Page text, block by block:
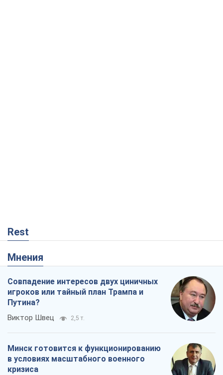
Rest
Мнения
Совпадение интересов двух циничных
игроков или тайный план Трампа и
Путина?
Виктор Швец 2,5 т.
Минск готовится к функционированию
в условиях масштабного военного
кризиса